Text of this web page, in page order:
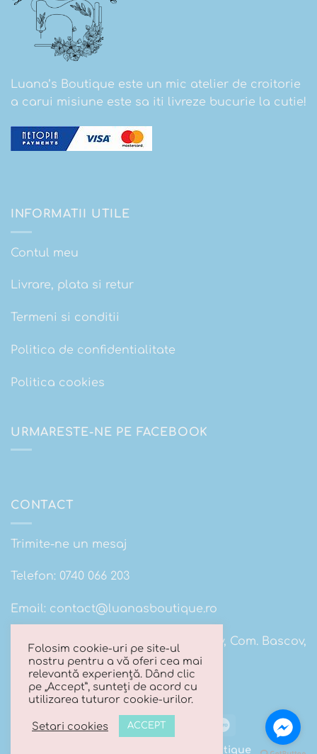
Luana’s Boutique este un mic atelier de croitorie
a carui misiune este sa iti livreze bucurie la cutie!
INFORMATII UTILE
Contul meu
Livrare, plata si retur
Termeni si conditii
Politica de confidentialitate
Politica cookies
URMARESTE-NE PE FACEBOOK
CONTACT
Trimite-ne un mesaj
Telefon: 0740 066 203
Email: contact@luanasboutique.ro
Adresa: Str. Scolii nr 16B, Sat. Bascov, Com. Bascov,
Jud Arges
Visa MasterCard Maestro
Luana's Boutique
Folosim cookie-uri pe site-ul
nostru pentru a vă oferi cea mai
relevantă experiență. Dând clic
pe „Accept”, sunteți de acord cu
utilizarea tuturor cookie-urilor.
Setari cookies ACCEPT